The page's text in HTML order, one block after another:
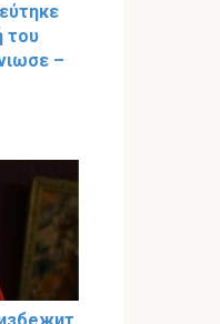
του
–